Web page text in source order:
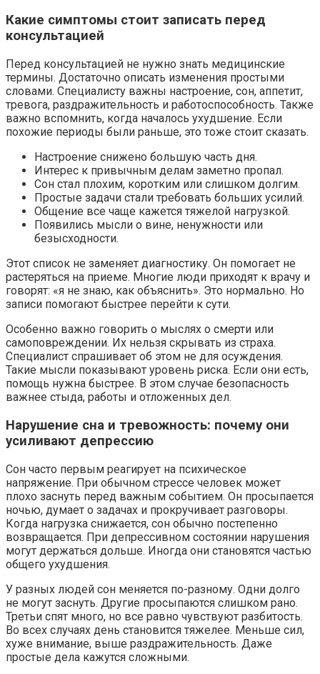
Какие симптомы стоит записать перед
консультацией
Перед консультацией не нужно знать медицинские
термины. Достаточно описать изменения простыми
словами. Специалисту важны настроение, сон, аппетит,
тревога, раздражительность и работоспособность. Также
важно вспомнить, когда началось ухудшение. Если
похожие периоды были раньше, это тоже стоит сказать.
Настроение снижено большую часть дня.
Интерес к привычным делам заметно пропал.
Сон стал плохим, коротким или слишком долгим.
Простые задачи стали требовать больших усилий.
Общение все чаще кажется тяжелой нагрузкой.
Появились мысли о вине, ненужности или
безысходности.
Этот список не заменяет диагностику. Он помогает не
растеряться на приеме. Многие люди приходят к врачу и
говорят: «я не знаю, как объяснить». Это нормально. Но
записи помогают быстрее перейти к сути.
Особенно важно говорить о мыслях о смерти или
самоповреждении. Их нельзя скрывать из страха.
Специалист спрашивает об этом не для осуждения.
Такие мысли показывают уровень риска. Если они есть,
помощь нужна быстрее. В этом случае безопасность
важнее стыда, работы и отложенных дел.
Нарушение сна и тревожность: почему они
усиливают депрессию
Сон часто первым реагирует на психическое
напряжение. При обычном стрессе человек может
плохо заснуть перед важным событием. Он просыпается
ночью, думает о задачах и прокручивает разговоры.
Когда нагрузка снижается, сон обычно постепенно
возвращается. При депрессивном состоянии нарушения
могут держаться дольше. Иногда они становятся частью
общего ухудшения.
У разных людей сон меняется по-разному. Одни долго
не могут заснуть. Другие просыпаются слишком рано.
Третьи спят много, но все равно чувствуют разбитость.
Во всех случаях день становится тяжелее. Меньше сил,
хуже внимание, выше раздражительность. Даже
простые дела кажутся сложными.